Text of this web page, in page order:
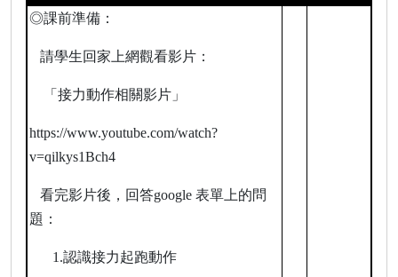
◎課前準備：
請學生回家上網觀看影片：
「接力動作相關影片」
https://www.youtube.com/watch?
v=qilkys1Bch4
看完影片後，回答google表單上的問
題：
1.認識接力起跑動作